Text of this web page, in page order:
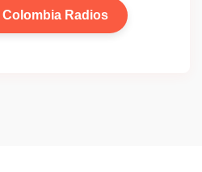
Colombia Radios